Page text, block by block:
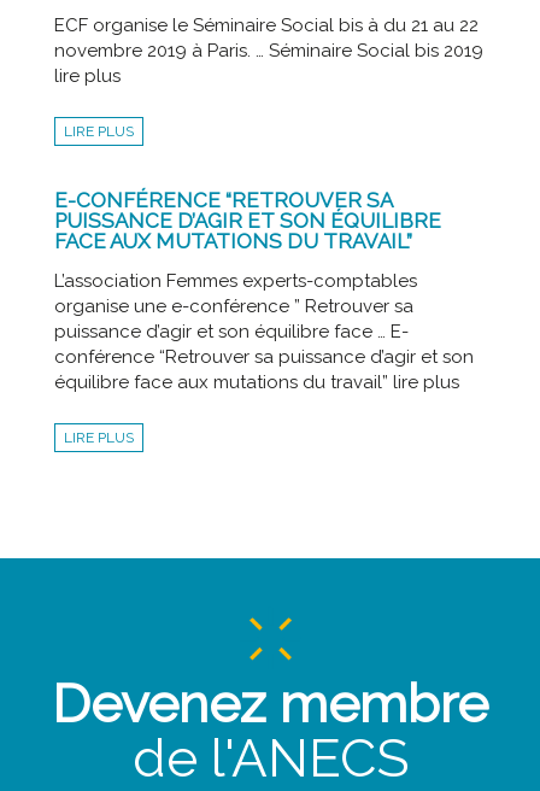
ECF organise le Séminaire Social bis à du 21 au 22
novembre 2019 à Paris. … Séminaire Social bis 2019
lire plus
LIRE PLUS
E-CONFÉRENCE “RETROUVER SA
PUISSANCE D’AGIR ET SON ÉQUILIBRE
FACE AUX MUTATIONS DU TRAVAIL”
L’association Femmes experts-comptables
organise une e-conférence ” Retrouver sa
puissance d’agir et son équilibre face … E-
conférence “Retrouver sa puissance d’agir et son
équilibre face aux mutations du travail” lire plus
LIRE PLUS
Devenez membre
de l'ANECS